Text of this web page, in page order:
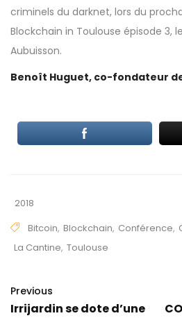
criminels du darknet, lors du
Blockchain in Toulouse épisode 3,
Aubuisson.
Benoît Huguet, co-fondateur
2018
Bitcoin, Blockchain, Conférence,
La Cantine, Toulouse
Previous
Irrijardin se dote d’une